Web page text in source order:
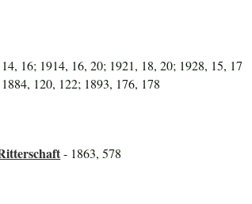
16; 1914, 16, 20; 1921, 18, 20; 1928, 15, 17
120, 122; 1893, 176, 178
- 1863, 578